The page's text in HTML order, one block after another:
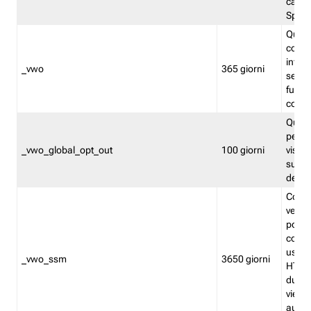
Split
_vwo 365 giorni
_vwo_global_opt_out 100 giorni
su
_vwo_ssm 3650 giorni
viene